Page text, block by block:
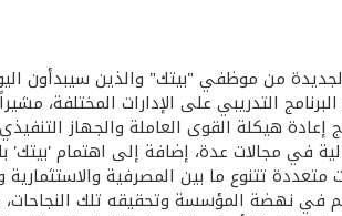
التدريبي على الإدارات
هيكلة القوى العاملة والجهاز
في مجالات عدة، إضافة إلى اهتمام
تتنوع ما بين المصرفية
كان ولا يزال يساهم في نهضة المؤسسة وتحقيقه